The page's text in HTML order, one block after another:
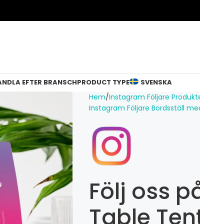
EFTER BRANSCHPRODUCT TYPE SVENSKA
Hem Instagram Följare
Instagram Följare Bordsställ
Följ oss
Table